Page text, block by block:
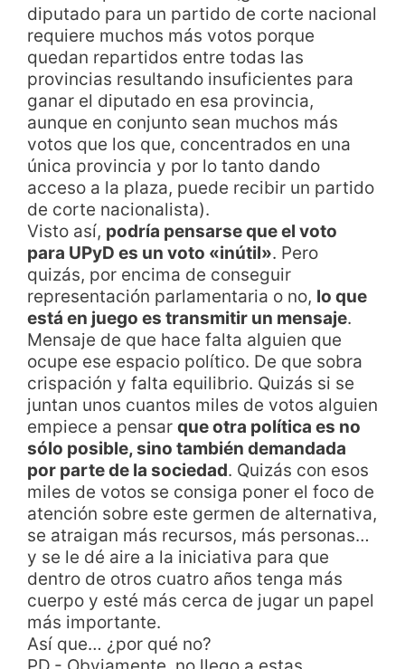
diputado para un partido de corte nacional
requiere muchos más votos porque
quedan repartidos entre todas las
provincias resultando insuficientes para
ganar el diputado en esa provincia,
aunque en conjunto sean muchos más
votos que los que, concentrados en una
única provincia y por lo tanto dando
acceso a la plaza, puede recibir un partido
de corte nacionalista).
Visto así, podría pensarse que el voto
para UPyD es un voto «inútil». Pero
quizás, por encima de conseguir
representación parlamentaria o no, lo que
está en juego es transmitir un mensaje.
Mensaje de que hace falta alguien que
ocupe ese espacio político. De que sobra
crispación y falta equilibrio. Quizás si se
juntan unos cuantos miles de votos alguien
empiece a pensar que otra política es no
sólo posible, sino también demandada
por parte de la sociedad. Quizás con esos
miles de votos se consiga poner el foco de
atención sobre este germen de alternativa,
se atraigan más recursos, más personas…
y se le dé aire a la iniciativa para que
dentro de otros cuatro años tenga más
cuerpo y esté más cerca de jugar un papel
más importante.
Así que… ¿por qué no?